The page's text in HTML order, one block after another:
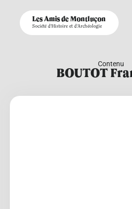
Les Amis de Montluçon
Société d'Histoire et d'Archéologie
Contenu
BOUTOT